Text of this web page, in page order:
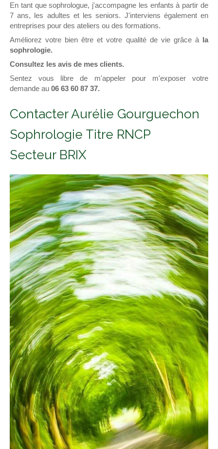
En tant que sophrologue, j'accompagne les enfants à partir de
7 ans, les adultes et les seniors. J'interviens également en
entreprises pour des ateliers ou des formations.
Améliorez votre bien être et votre qualité de vie grâce à la
sophrologie.
Consultez les avis de mes clients.
Sentez vous libre de m'appeler pour m'exposer votre
demande au 06 63 60 87 37.
Contacter Aurélie Gourguechon
Sophrologie Titre RNCP
Secteur BRIX